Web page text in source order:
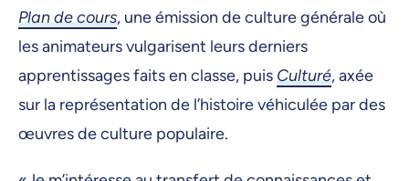
Plan de cours, une émission de culture générale où
les animateurs vulgarisent leurs derniers
apprentissages faits en classe, puis Culturé, axée
sur la représentation de l’histoire véhiculée par des
œuvres de culture populaire.